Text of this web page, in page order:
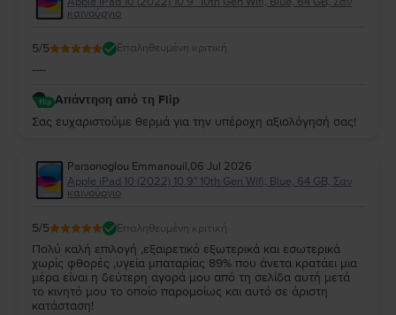
καινούργιο
5/5 Επαληθευμένη κριτική
----
Απάντηση από τη Flip
Σας ευχαριστούμε θερμά για την υπέροχη αξιολόγησή σας!
Parsonoglou Emmanouil,06 Jul 2026
Apple iPad 10 (2022) 10.9" 10th Gen Wifi, Blue, 64 GB, Σαν
καινούργιο
5/5 Επαληθευμένη κριτική
Πολύ καλή επιλογή ,εξαιρετικό εξωτερικά και εσωτερικά
χωρίς φθορές ,υγεία μπαταρίας 89% που άνετα κρατάει μια
μέρα είναι η δεύτερη αγορά μου από τη σελίδα αυτή μετά
το κινητό μου το οποίο παρομοίως και αυτό σε άριστη
κατάσταση!